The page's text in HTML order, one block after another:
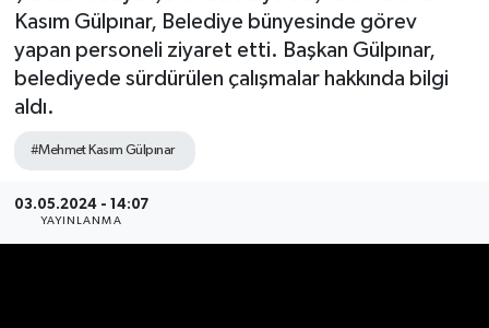
Kasım Gülpınar, Belediye bünyesinde görev
yapan personeli ziyaret etti. Başkan Gülpınar,
belediyede sürdürülen çalışmalar hakkında bilgi
aldı.
#Mehmet Kasım Gülpınar
03.05.2024 - 14:07
YAYINLANMA
Magazin
Haber Arşivi